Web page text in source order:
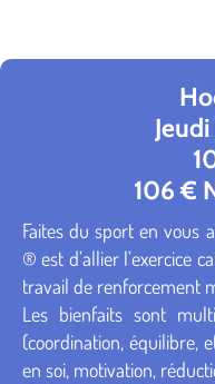
106 €
Faites du sport en vous
® est d’allier l’exercice
travail de renforcement
Les bienfaits sont
(coordination, équilibre,
en soi, motivation,